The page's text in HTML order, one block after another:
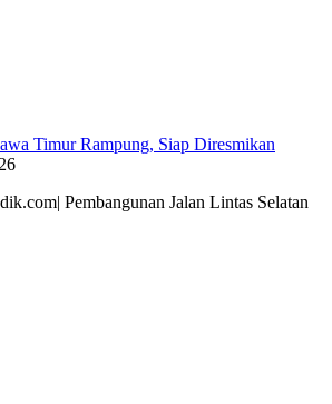
Timur Rampung, Siap Diresmikan
Pembangunan Jalan Lintas Selatan